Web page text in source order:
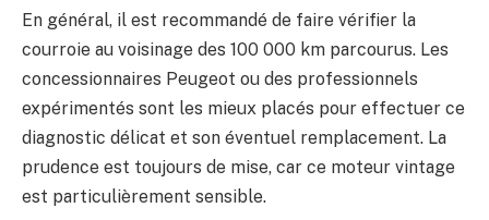
En général, il est recommandé de faire vérifier la
courroie au voisinage des 100 000 km parcourus. Les
concessionnaires Peugeot ou des professionnels
expérimentés sont les mieux placés pour effectuer ce
diagnostic délicat et son éventuel remplacement. La
prudence est toujours de mise, car ce moteur vintage
est particulièrement sensible.